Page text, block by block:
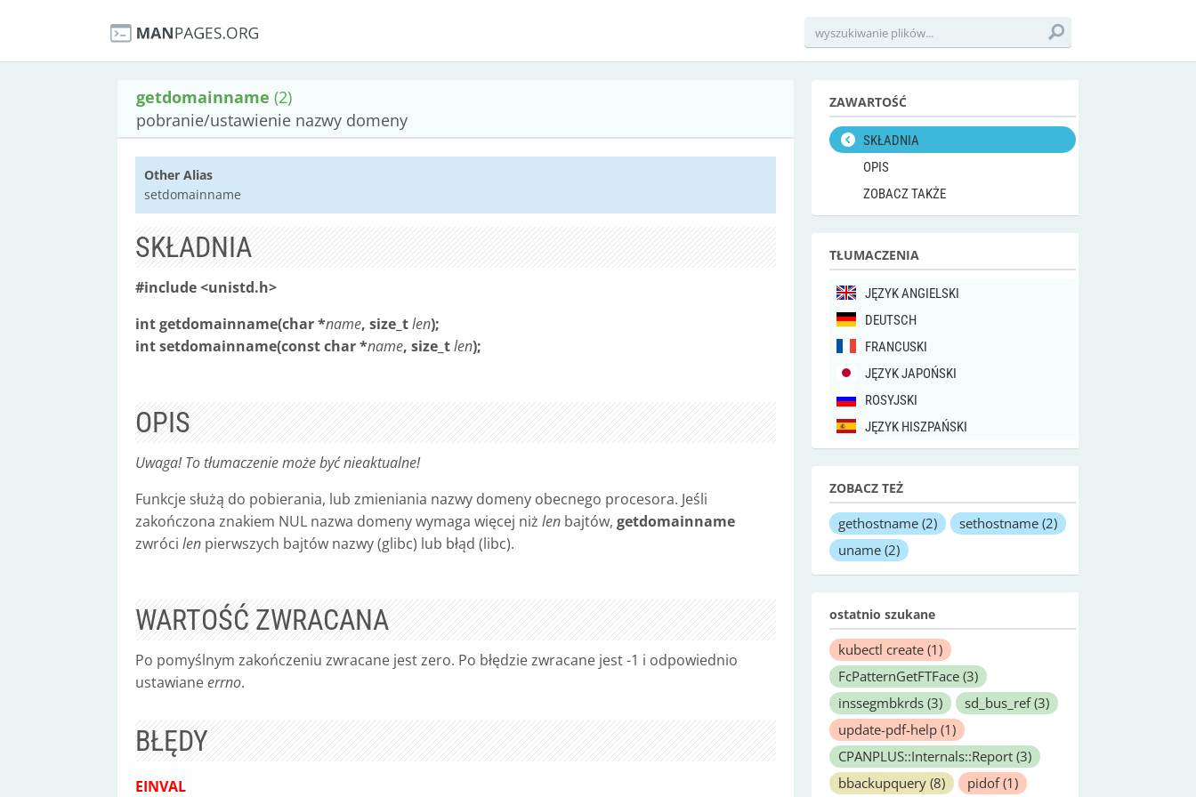
getdomainname (2)
pobranie/ustawienie nazwy domeny
Other Alias
setdomainname
SKŁADNIA
#include <unistd.h>
int getdomainname(char *name, size_tlen);
int setdomainname(const char *name, size_tlen);
OPIS
Uwaga! To tłumaczenie może być nieaktualne!
Funkcje służą do pobierania, lub zmieniania nazwy domeny obecnego procesora. Jeśli
zakończona znakiem NUL nazwa domeny wymaga więcej niż len bajtów, getdomainname
zwróci len pierwszych bajtów nazwy (glibc) lub błąd (libc).
WARTOŚĆ ZWRACANA
Po pomyślnym zakończeniu zwracane jest zero. Po błędzie zwracane jest -1 i odpowiednio
ustawianeerrno.
BŁĘDY
EINVAL
ZAWARTOŚĆ
SKŁADNIA
OPIS
ZOBACZ TAKŻE
TŁUMACZENIA
JĘZYK ANGIELSKI
DEUTSCH
FRANCUSKI
JĘZYK JAPOŃSKI
ROSYJSKI
JĘZYK HISZPAŃSKI
ZOBACZ TEŻ
gethostname (2) sethostname (2)
uname (2)
ostatnio szukane
kubectl create (1)
FcPatternGetFTFace (3)
inssegmbkrds (3) sd_bus_ref(3)
update-pdf-help (1)
CPANPLUS::Internals::Report (3)
bbackupquery (8) pidof(1)